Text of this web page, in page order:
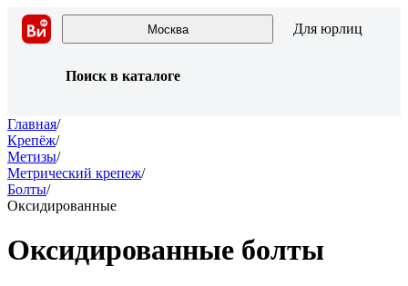
Москва Для юрлиц
Поиск в каталоге
Главная/
Крепёж/
Метизы/
Метрический крепеж/
Болты/
Оксидированные
Оксидированные болты